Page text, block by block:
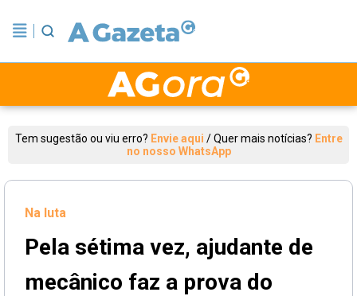
Tem sugestão ou viu erro? Envie aqui /Quer mais notícias? Entre
no nosso WhatsApp
Na luta
Pela sétima vez, ajudante de
mecânico faz a prova do